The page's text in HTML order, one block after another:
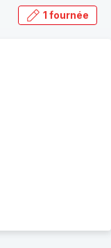
1 fournée